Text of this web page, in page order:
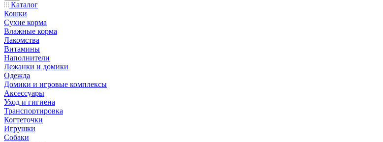
Каталог
Кошки
Сухие корма
Влажные корма
Лакомства
Витамины
Наполнители
Лежанки и домики
Одежда
Домики и игровые комплексы
Аксессуары
Уход и гигиена
Транспортировка
Когтеточки
Игрушки
Собаки